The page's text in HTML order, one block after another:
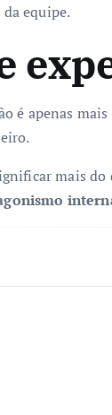
equipe.
é apenas
mais